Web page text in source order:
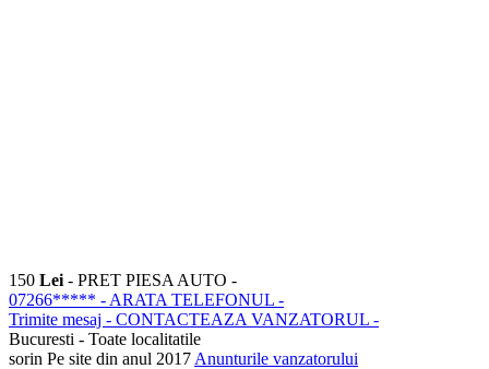
150 Lei - PRET PIESA AUTO -
07266***** - ARATA TELEFONUL -
Trimite mesaj - CONTACTEAZA VANZATORUL -
Bucuresti - Toate localitatile
sorin Pe site din anul 2017 Anunturile vanzatorului